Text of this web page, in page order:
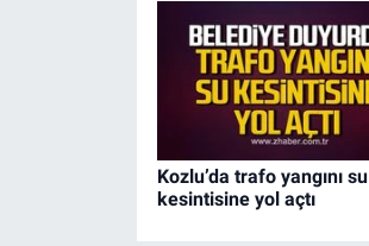
Kozlu’da trafo yangını su
kesintisine yol açtı